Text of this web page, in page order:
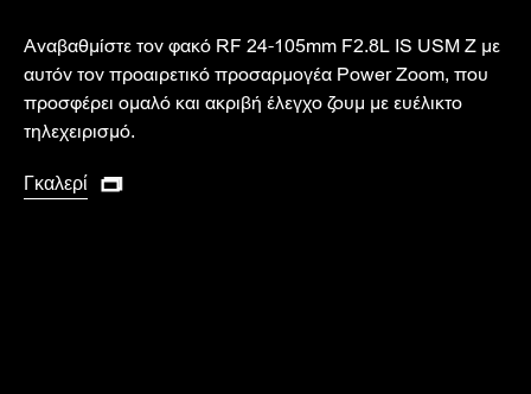
Αναβαθμίστε τον φακό RF 24-105mm F2.8L IS USM Z με
αυτόν τον προαιρετικό προσαρμογέα Power Zoom, που
προσφέρει ομαλό και ακριβή έλεγχο ζουμ με ευέλικτο
τηλεχειρισμό.
Γκαλερί
Γκαλερί
